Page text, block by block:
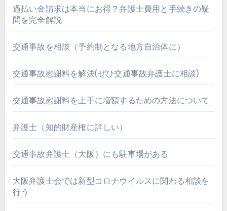
過払い金請求は本当にお得？弁護士費用と手続きの疑
問を完全解説
交通事故を相談（予約制となる地方自治体に）
交通事故慰謝料を解決(ぜひ交通事故弁護士に相談)
交通事故慰謝料を上手に増額するための方法について
弁護士（知的財産権に詳しい）
交通事故弁護士（大阪）にも駐車場がある
大阪弁護士会では新型コロナウイルスに関わる相談を
行う